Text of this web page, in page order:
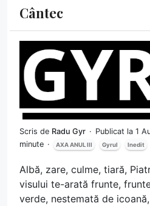
Cântec
Scris de Radu Gyr Publicat la 1
minute
AXA ANUL III Gyrul Inedit
Albă, zare, culme, tiară,
visului te-arată frunte,
verde, nestemată de